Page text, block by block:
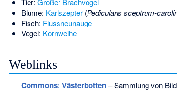
Blume: Karlszepter(Pedicularis sceptrum-
Fisch: Flussneunauge
Vogel: Kornweihe
Weblinks
Commons: Västerbotten– Sammlung von